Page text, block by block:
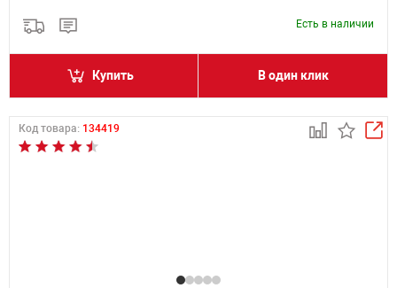
Есть в наличии
Купить В один клик
Код товара: 134419